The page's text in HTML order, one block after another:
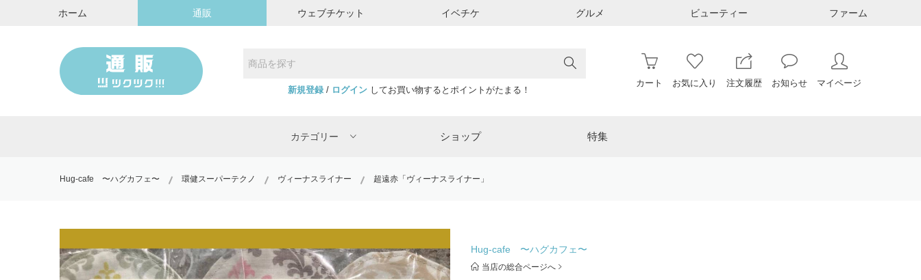
ホーム 通販 ウェブチケット イベチケ グルメ ビューティー ファーム
新規登録/ ログインしてお買い物するとポイントがたまる！
カート お気に入り 注文履歴 お知らせ マイページ
カテゴリー ショップ 特集
Hug-cafe 〜ハグカフェ〜 環健スーパーテクノ ヴィーナスライナー 超遠赤「ヴィーナスライナー」
Hug-cafe 〜ハグカフェ〜
当店の総合ページへ